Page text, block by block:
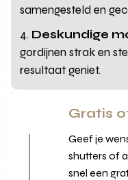
samengesteld en
Deskundige
gordijnen strak en
resultaat geniet.
Gratis
Geef je
shutters of
snel een